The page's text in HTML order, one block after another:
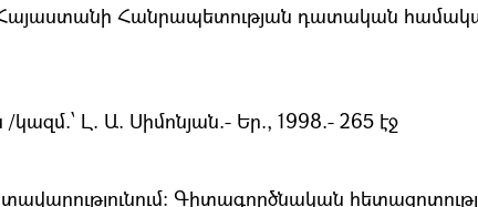
Հանրապետության դատական
Լ. Ա. Սիմոնյան.- Եր., 1998.- 265 էջ
Գիտագործնական